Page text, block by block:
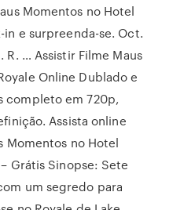
Momentos no Hotel
in e surpreenda-se. Oct.
R. … Assistir Filme Maus
Online Dublado e
completo em 720p,
Assista online
Momentos no Hotel
Grátis Sinopse: Sete
um segredo para